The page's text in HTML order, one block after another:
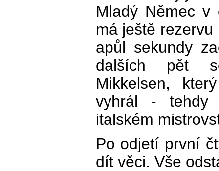
Mladý Němec v
má ještě
apůl sekundy
dalších pět
Mikkelsen,
vyhrál - tehdy
italském
Po odjetí první
dít věci. Vše